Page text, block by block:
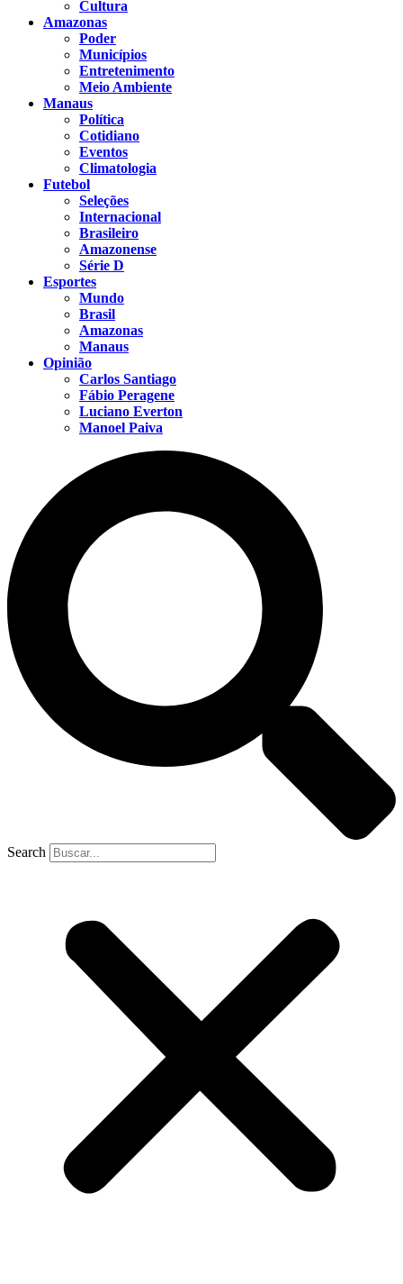
Cultura
Amazonas
Poder
Municípios
Entretenimento
Meio Ambiente
Manaus
Política
Cotidiano
Eventos
Climatologia
Futebol
Seleções
Internacional
Brasileiro
Amazonense
Série D
Esportes
Mundo
Brasil
Amazonas
Manaus
Opinião
Carlos Santiago
Fábio Peragene
Luciano Everton
Manoel Paiva
Search